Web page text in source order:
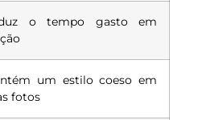
o tempo gasto em
um estilo coeso em
fotos